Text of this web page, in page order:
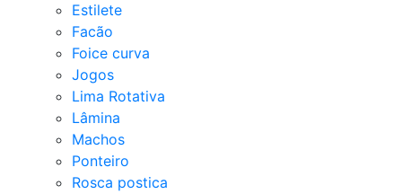
Estilete
Facão
Foice curva
Jogos
Lima Rotativa
Lâmina
Machos
Ponteiro
Rosca postica